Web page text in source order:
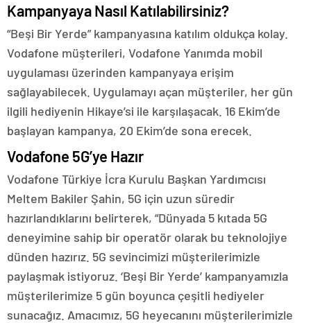
Kampanyaya Nasıl Katılabilirsiniz?
“Beşi Bir Yerde” kampanyasına katılım oldukça kolay.
Vodafone müşterileri, Vodafone Yanımda mobil
uygulaması üzerinden kampanyaya erişim
sağlayabilecek. Uygulamayı açan müşteriler, her gün
ilgili hediyenin Hikaye’si ile karşılaşacak. 16 Ekim’de
başlayan kampanya, 20 Ekim’de sona erecek.
Vodafone 5G’ye Hazır
Vodafone Türkiye İcra Kurulu Başkan Yardımcısı
Meltem Bakiler Şahin, 5G için uzun süredir
hazırlandıklarını belirterek, “Dünyada 5 kıtada 5G
deneyimine sahip bir operatör olarak bu teknolojiye
dünden hazırız. 5G sevincimizi müşterilerimizle
paylaşmak istiyoruz. ‘Beşi Bir Yerde’ kampanyamızla
müşterilerimize 5 gün boyunca çeşitli hediyeler
sunacağız. Amacımız, 5G heyecanını müşterilerimizle